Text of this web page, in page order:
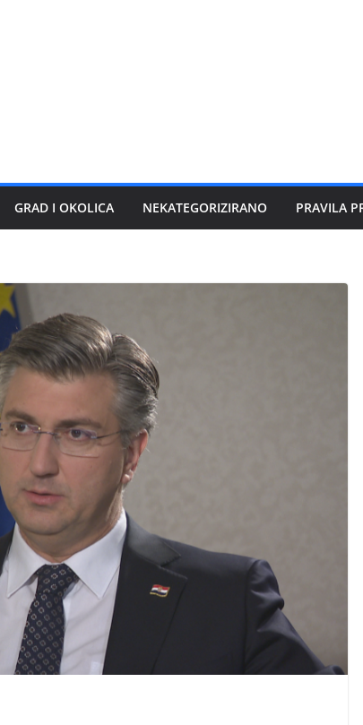
GRAD I OKOLICA NEKATEGORIZIRANO PRAVILA